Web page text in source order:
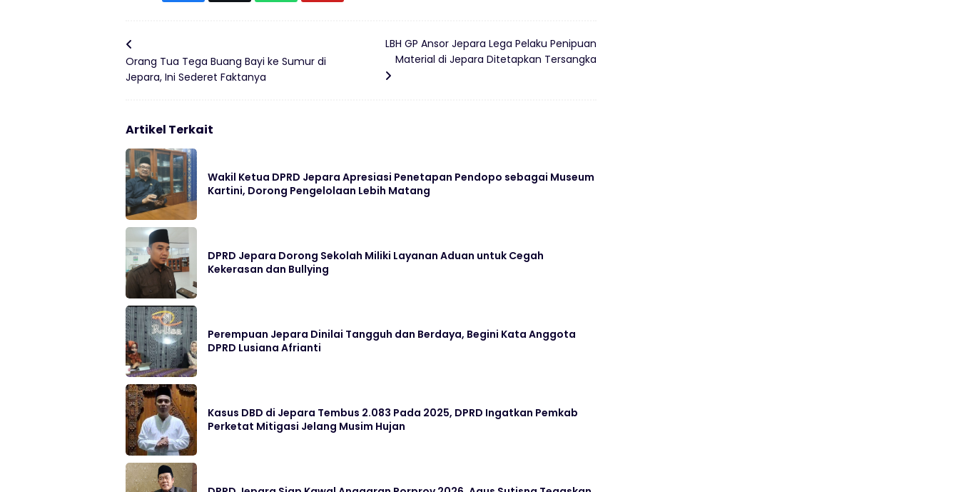
Orang Tua Tega Buang Bayi ke Sumur di
Jepara, Ini Sederet Faktanya
LBH GP Ansor Jepara Lega Pelaku Penipuan
Material di Jepara Ditetapkan Tersangka
Artikel Terkait
Wakil Ketua DPRD Jepara Apresiasi Penetapan Pendopo sebagai Museum
Kartini, Dorong Pengelolaan Lebih Matang
DPRD Jepara Dorong Sekolah Miliki Layanan Aduan untuk Cegah
Kekerasan dan Bullying
Perempuan Jepara Dinilai Tangguh dan Berdaya, Begini Kata Anggota
DPRD Lusiana Afrianti
Kasus DBD di Jepara Tembus 2.083 Pada 2025, DPRD Ingatkan Pemkab
Perketat Mitigasi Jelang Musim Hujan